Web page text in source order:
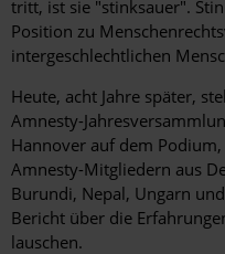
tritt, ist sie "stinksauer".
Position zu
intergeschlechtlichen
Heute, acht Jahre später,
Amnesty-
Hannover auf dem
Amnesty-Mitgliedern aus
Burundi, Nepal, Ungarn
Bericht über die
lauschen.